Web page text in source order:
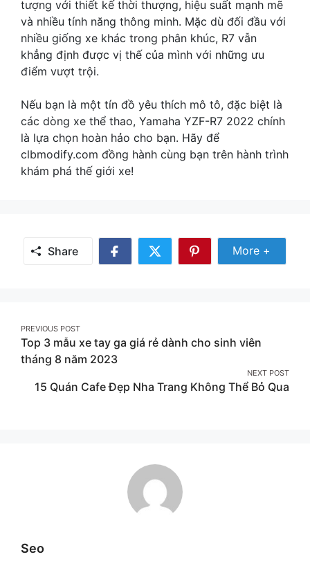
tượng với thiết kế thời thượng, hiệu suất mạnh mẽ
và nhiều tính năng thông minh. Mặc dù đối đầu với
nhiều giống xe khác trong phân khúc, R7 vẫn
khẳng định được vị thế của mình với những ưu
điểm vượt trội.
Nếu bạn là một tín đồ yêu thích mô tô, đặc biệt là
các dòng xe thể thao, Yamaha YZF-R7 2022 chính
là lựa chọn hoàn hảo cho bạn. Hãy để
clbmodify.com đồng hành cùng bạn trên hành trình
khám phá thế giới xe!
Share
Share
Share
Share
More +
Post
navigation
PREVIOUS POST
Top 3 mẫu xe tay ga giá rẻ dành cho sinh viên
tháng 8 năm 2023
NEXT POST
15 Quán Cafe Đẹp Nha Trang Không Thể Bỏ Qua
Seo